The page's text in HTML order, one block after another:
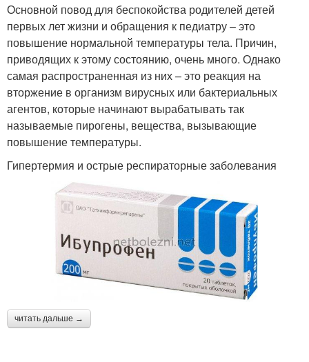
Основной повод для беспокойства родителей детей
первых лет жизни и обращения к педиатру – это
повышение нормальной температуры тела. Причин,
приводящих к этому состоянию, очень много. Однако
самая распространенная из них – это реакция на
вторжение в организм вирусных или бактериальных
агентов, которые начинают вырабатывать так
называемые пирогены, вещества, вызывающие
повышение температуры.
Гипертермия и острые респираторные заболевания
читать дальше →